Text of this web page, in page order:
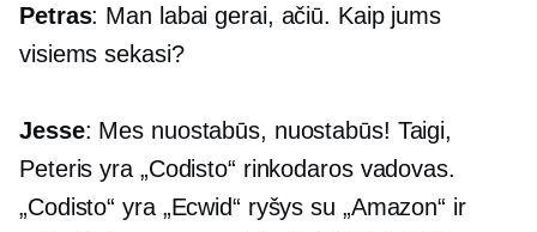
Petras: Man labai gerai, ačiū. Kaip jums
visiems sekasi?
Jesse: Mes nuostabūs, nuostabūs! Taigi,
Peteris yra „Codisto“ rinkodaros vadovas.
„Codisto“ yra „Ecwid“ ryšys su „Amazon“ ir